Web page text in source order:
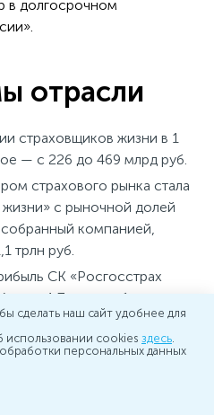
в долгосрочном
отрасли
страховщиков жизни в 1
— с 226 до 469 млрд руб.
страхового рынка стала
с рыночной долей
компанией,
трлн руб.
СК «Росгосстрах
— до 1,7 млрд руб.
жизни» выплатил
261,9 млрд руб.
Жизни» в апреле
2,4 млрд руб.
сделать наш сайт удобнее для
использовании cookies здесь.
персональных данных